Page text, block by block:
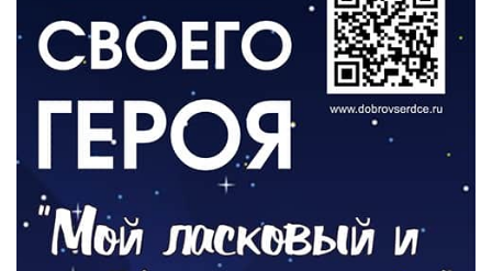
РАЗЪЯСНЯЕМ
Борьба с борщевиком продолжается
04.08.2026